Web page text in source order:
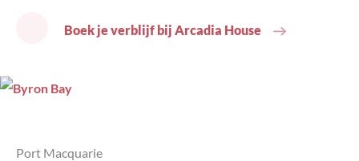
Boek je verblijf bij Arcadia House
Port Macquarie